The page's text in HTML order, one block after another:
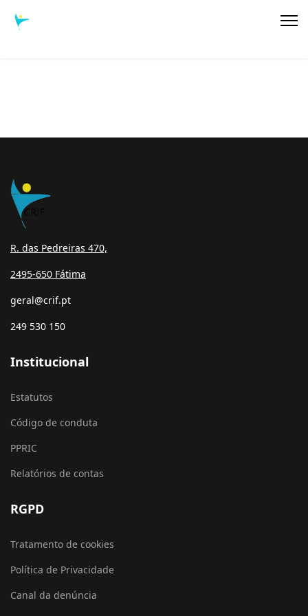
R. das Pedreiras 470,
2495-650 Fátima
geral@crif.pt
249 530 150
Institucional
Estatutos
Código de conduta
PPRIC
Relatórios de contas
RGPD
Tratamento de cookies
Política de Privacidade
Canal da denúncia